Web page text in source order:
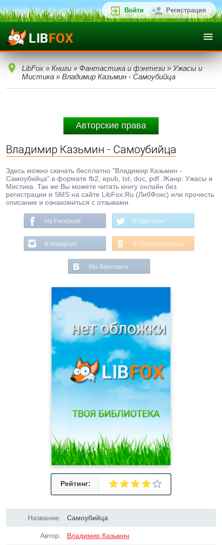
Войти Регистрация
LibFox » Книги » Фантастика и фэнтези » Ужасы и
Мистика » Владимир Казьмин - Самоубийца
Авторские права
Владимир Казьмин - Самоубийца
Здесь можно скачать бесплатно "Владимир Казьмин -
Самоубийца" в формате fb2, epub, txt, doc, pdf. Жанр: Ужасы и
Мистика. Так же Вы можете читать книгу онлайн без
регистрации и SMS на сайте LibFox.Ru (ЛибФокс) или прочесть
описание и ознакомиться с отзывами.
На Facebook В Твиттере
В Instagram В Одноклассниках
Мы Вконтакте
Рейтинг:
Название: Самоубийца
Автор: Владимир Казьмин